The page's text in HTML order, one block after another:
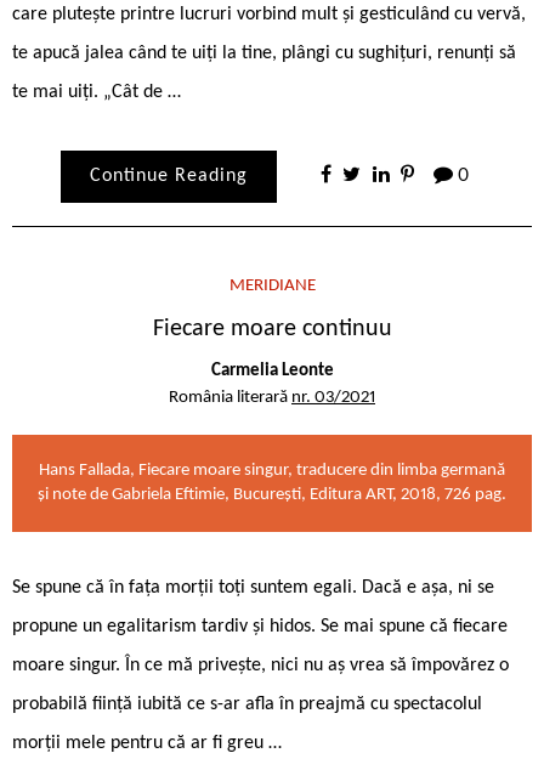
care plutește printre lucruri vorbind mult și gesticulând cu vervă,
te apucă jalea când te uiți la tine, plângi cu sughițuri, renunți să
te mai uiți. „Cât de …
Continue Reading 0
MERIDIANE
Fiecare moare continuu
Carmelia Leonte
România literară nr. 03/2021
Hans Fallada, Fiecare moare singur, traducere din limba germană
și note de Gabriela Eftimie, București, Editura ART, 2018, 726 pag.
Se spune că în fața morții toți suntem egali. Dacă e așa, ni se
propune un egalitarism tardiv și hidos. Se mai spune că fiecare
moare singur. În ce mă privește, nici nu aș vrea să împovărez o
probabilă ființă iubită ce s-ar afla în preajmă cu spectacolul
morții mele pentru că ar fi greu …